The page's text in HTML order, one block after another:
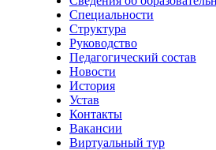
Специальности
Структура
Руководство
Педагогический состав
Новости
История
Устав
Контакты
Вакансии
Виртуальный тур